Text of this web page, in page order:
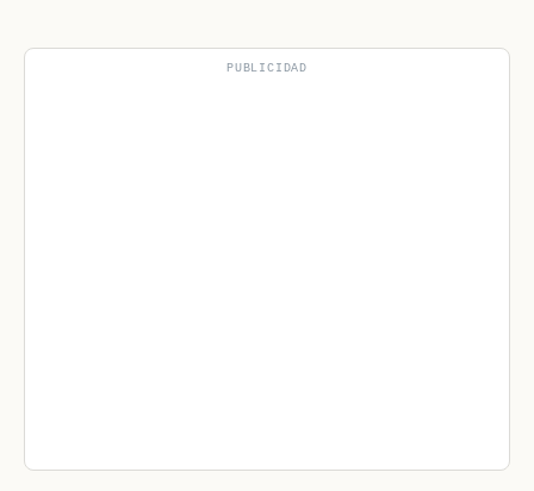
PUBLICIDAD